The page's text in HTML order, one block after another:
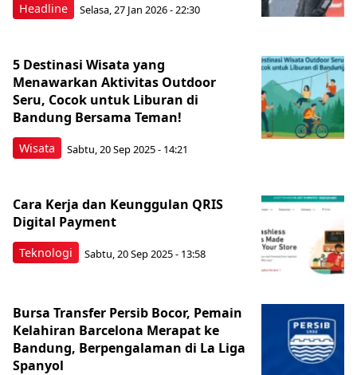
Headline Selasa, 27 Jan 2026 - 22:30
Wisata
5 Destinasi Wisata yang
Menawarkan Aktivitas Outdoor
Seru, Cocok untuk Liburan di
Bandung Bersama Teman!
Sabtu, 20 Sep 2025 - 14:21
Teknologi
Cara Kerja dan Keunggulan QRIS
Digital Payment
Sabtu, 20 Sep 2025 - 13:58
Bursa Transfer Persib Bocor, Pemain
Kelahiran Barcelona Merapat ke
Bandung, Berpengalaman di La Liga
Spanyol